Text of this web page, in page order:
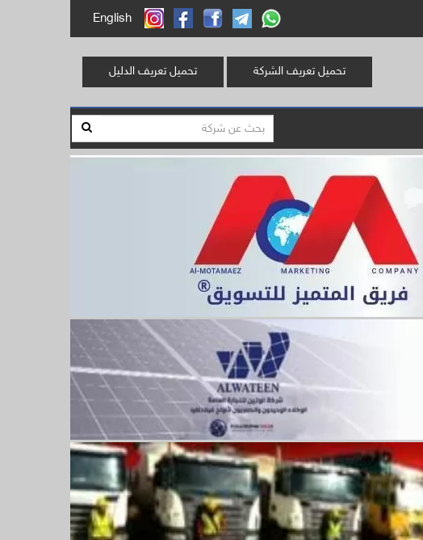
English
تحميل تعريف الدليل تحميل تعريف الشركة